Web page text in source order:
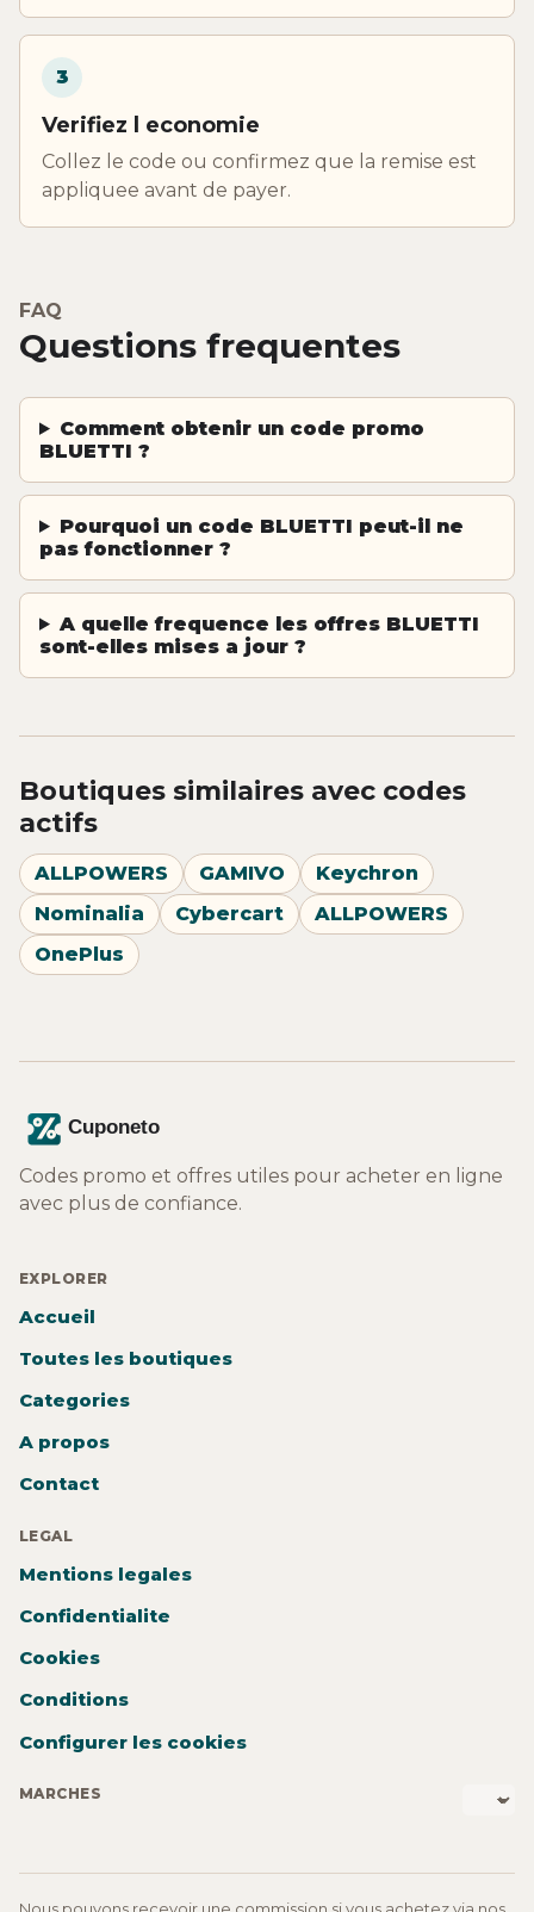
3
Verifiez l economie
Collez le code ou confirmez que la remise est
appliquee avant de payer.
FAQ
Questions frequentes
Comment obtenir un code promo
BLUETTI ?
Pourquoi un code BLUETTI peut-il ne
pas fonctionner ?
A quelle frequence les offres BLUETTI
sont-elles mises a jour ?
Boutiques similaires avec codes
actifs
ALLPOWERS GAMIVO
Keychron
Nominalia
Cybercart
ALLPOWERS
OnePlus
Codes promo et offres utiles pour acheter en ligne
avec plus de confiance.
EXPLORER
Accueil
Toutes les boutiques
Categories
A propos
Contact
LEGAL
Mentions legales
Confidentialite
Cookies
Conditions
Configurer les cookies
MARCHES